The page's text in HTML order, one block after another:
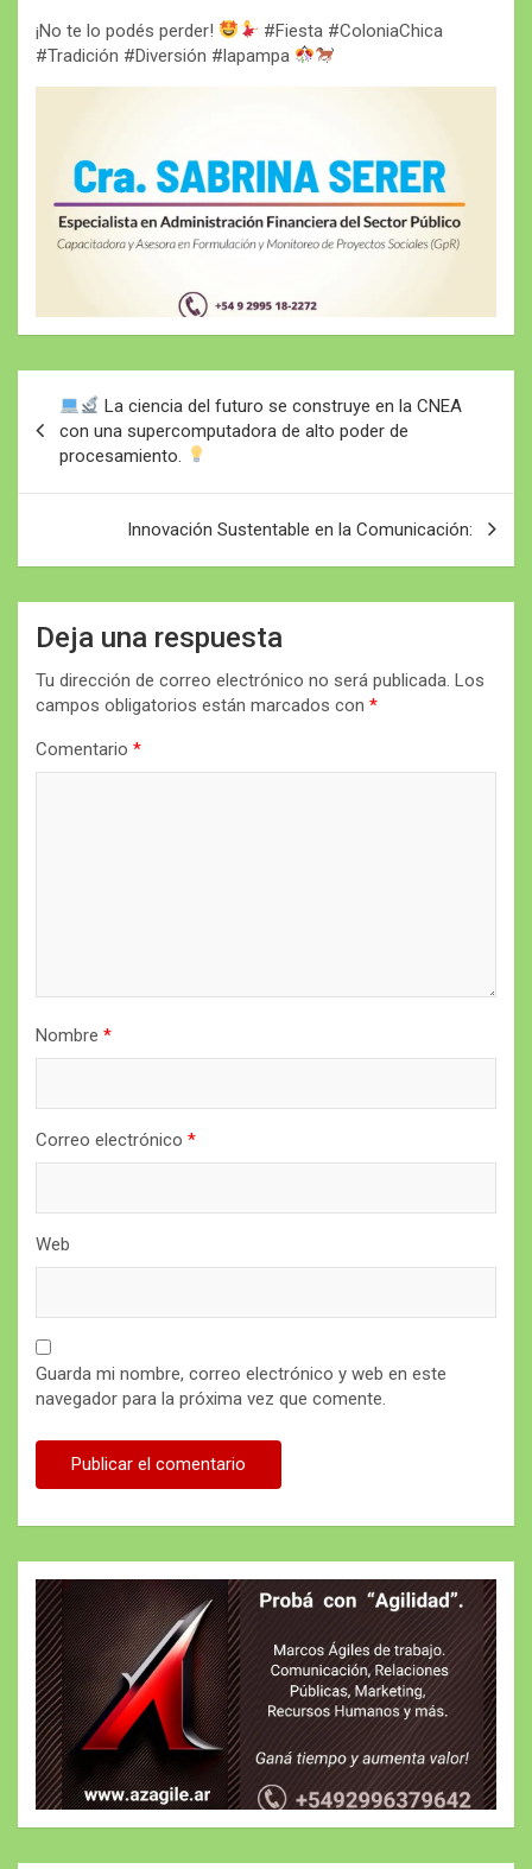
¡No te lo podés perder!
#Fiesta #ColoniaChica
#Tradición #Diversión #lapampa
Navegación
de
entradas
La ciencia del futuro se construye en la CNEA
con una supercomputadora de alto poder de
procesamiento.
Innovación Sustentable en la Comunicación:
Deja una respuesta
Tu dirección de correo electrónico no será publicada. Los
campos obligatorios están marcados con *
Comentario *
Nombre *
Correo electrónico *
Web
Guarda mi nombre, correo electrónico y web en este
navegador para la próxima vez que comente.